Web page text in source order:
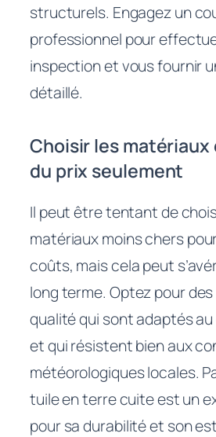
structurels. Engagez un
professionnel pour
inspection et vous fournir
détaillé.
Choisir les
du prix seulement
Il peut être tentant de
matériaux moins chers
coûts, mais cela peut
long terme. Optez pour
qualité qui sont adaptés
et qui résistent bien aux
météorologiques locales.
tuile en terre cuite est un
pour sa durabilité et son